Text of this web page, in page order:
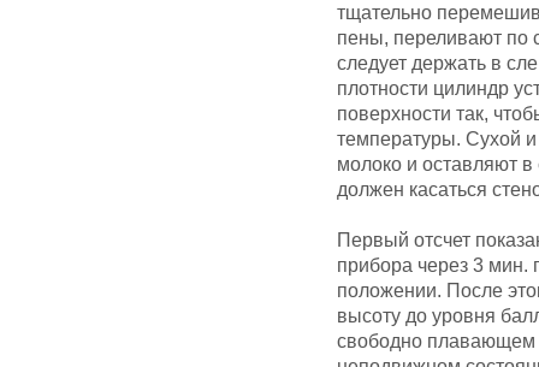
тщательно
пены, переливают по
следует держать в
плотности цилиндр
поверхности так,
температуры. Сухой
молоко и оставляют
должен касаться
Первый отсчет
прибора через 3 мин.
положении. После
высоту до уровня
свободно плавающем